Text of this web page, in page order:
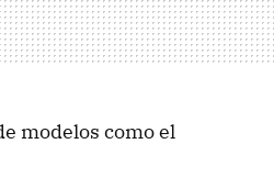
modelos como el